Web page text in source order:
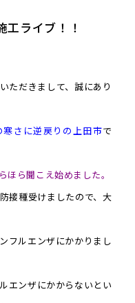
工ライブ！！
ただきまして、誠にあり
寒さに逆戻りの上田市で
ほら聞こえ始めました。
接種受けましたので、大
フルエンザにかかりまし
エンザにかからないとい